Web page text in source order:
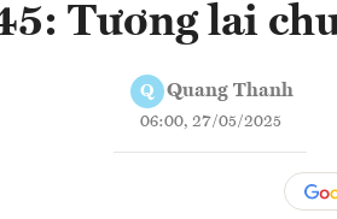
Tương lai
Q Quang Thanh
06:00, 27/05/2025